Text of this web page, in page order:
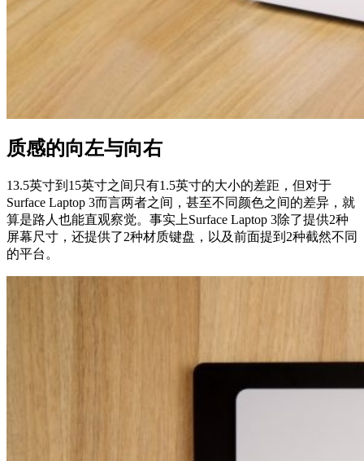
质感的向左与向右
13.5英寸到15英寸之间只有1.5英寸的大小的差距，但对于
Surface Laptop 3而言两者之间，甚至不同颜色之间的差异，就
算是路人也能直观察觉。事实上Surface Laptop 3除了提供2种
屏幕尺寸，还提供了2种材质键盘，以及前面提到2种截然不同
的平台。